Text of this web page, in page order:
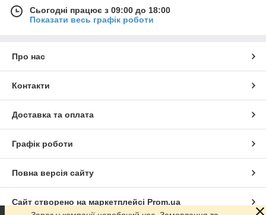
Сьогодні працює з 09:00 до 18:00
Показати весь графік роботи
Про нас
Контакти
Доставка та оплата
Графік роботи
Повна версія сайту
Сайт створено на маркетплейсі Prom.ua